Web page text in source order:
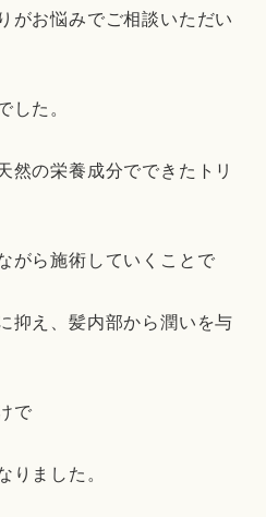
がお悩みでご相談いただい
した。
然の栄養成分でできたトリ
がら施術していくことで
抑え、髪内部から潤いを与
で
りました。